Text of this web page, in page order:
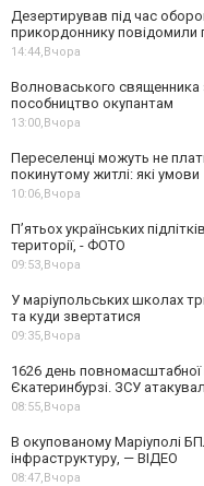
Дезертирував під час
прикордоннику повідомили
14:44,Вчора
Волноваського священника
пособництво окупантам
13:00,Вчора
Переселенці можуть не
покинутому житлі: які умови
10:06,Вчора
П’ятьох українських
території, - ФОТО
09:53,Вчора
У маріупольських школах
та куди звертатися
09:35,Вчора
1626 день повномасштабної
Єкатеринбурзі. ЗСУ
08:55,Вчора
В окупованому Маріуполі
інфраструктуру, — ВІДЕО
08:47,Вчора